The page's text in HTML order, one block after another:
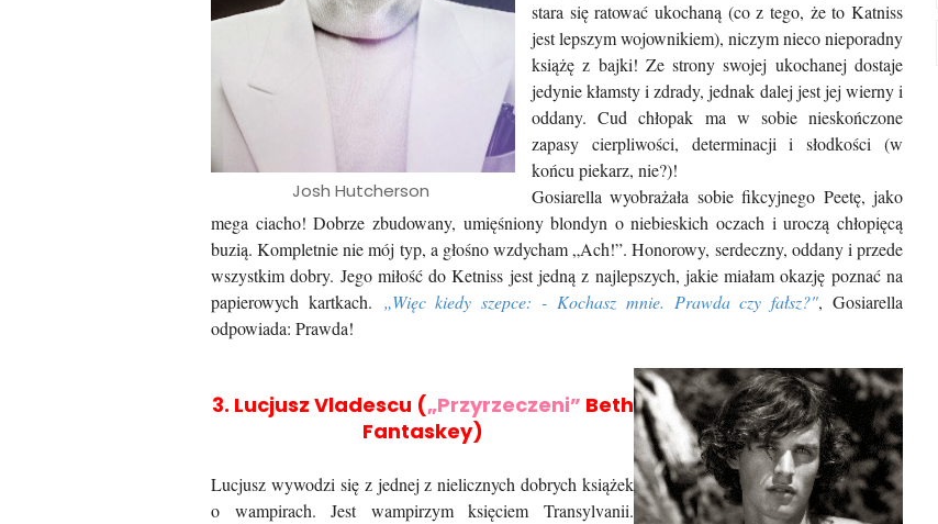
Josh Hutcherson
stara się ratować ukochaną (co z tego, że to Katniss
jest lepszym wojownikiem), niczym nieco nieporadny
książę z bajki! Ze strony swojej ukochanej dostaje
jedynie kłamsty i zdrady, jednak dalej jest jej wierny i
oddany. Cud chłopak ma w sobie nieskończone
zapasy cierpliwości, determinacji i słodkości (w
końcu piekarz, nie?)!
Gosiarella wyobrażała sobie fikcyjnego Peetę, jako
mega ciacho! Dobrze zbudowany, umięśniony blondyn o niebieskich oczach i uroczą chłopięcą
buzią. Kompletnie nie mój typ, a głośno wzdycham „Ach!”. Honorowy, serdeczny, oddany i przede
wszystkim dobry. Jego miłość do Ketniss jest jedną z najlepszych, jakie miałam okazję poznać na
papierowych kartkach. „Więc kiedy szepce: - Kochasz mnie. Prawda czy fałsz?", Gosiarella
odpowiada: Prawda!
3. Lucjusz Vladescu („Przyrzeczeni” Beth
Fantaskey)
Lucjusz wywodzi się z jednej z nielicznych dobrych książek
o wampirach. Jest wampirzym księciem Transylvanii.